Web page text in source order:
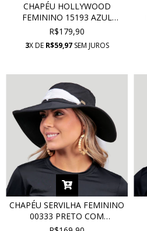
CHAPÉU HOLLYWOOD
FEMININO 15193 AZUL
MARINHO COM PROTEÇÃO
R$179,90
3X DE R$59,97SEM JUROS
CHAPÉU SERVILHA FEMININO
00333 PRETO COM
PROTEÇÃO UV